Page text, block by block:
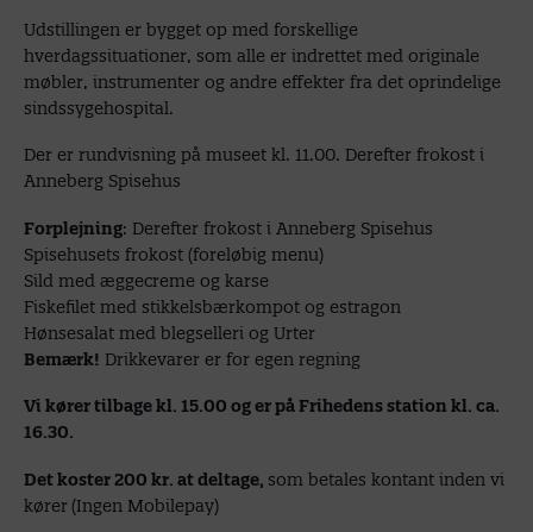
Udstillingen er bygget op med forskellige
hverdagssituationer, som alle er indrettet med originale
møbler, instrumenter og andre effekter fra det oprindelige
sindssygehospital.
Der er rundvisning på museet kl. 11.00. Derefter frokost i
Anneberg Spisehus
Forplejning: Derefter frokost i Anneberg Spisehus
Spisehusets frokost (foreløbig menu)
Sild med æggecreme og karse
Fiskefilet med stikkelsbærkompot og estragon
Hønsesalat med blegselleri og Urter
Bemærk! Drikkevarer er for egen regning
Vi kører tilbage kl. 15.00 og er på Frihedens station kl. ca.
16.30.
Det koster 200 kr. at deltage, som betales kontant inden vi
kører(Ingen Mobilepay)